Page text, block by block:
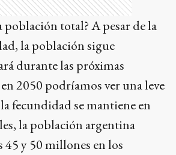
población total? A pesar de la
la población sigue
durante las próximas
2050 podríamos ver una leve
fecundidad se mantiene en
la población argentina
45 y 50 millones en los